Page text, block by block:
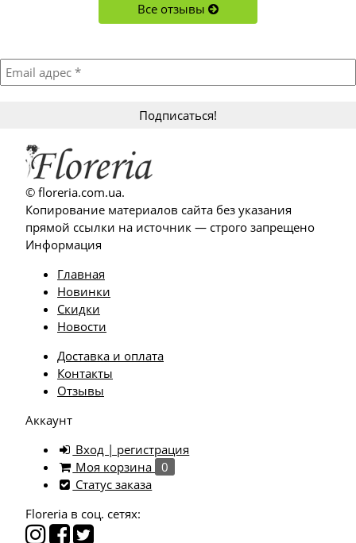
Все отзывы
© floreria.com.ua.
Копирование материалов сайта без указания
прямой ссылки на источник — строго запрещено
Информация
Главная
Новинки
Скидки
Новости
Доставка и оплата
Контакты
Отзывы
Аккаунт
Вход | регистрация
Моя корзина
0
Статус заказа
Floreria в соц. сетях: